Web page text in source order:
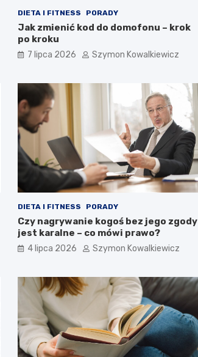
DIETA I FITNESS PORADY
Jak zmienić kod do domofonu – krok
po kroku
7 lipca 2026 Szymon Kowalkiewicz
DIETA I FITNESS PORADY
Czy nagrywanie kogoś bez jego zgody
jest karalne – co mówi prawo?
4 lipca 2026 Szymon Kowalkiewicz